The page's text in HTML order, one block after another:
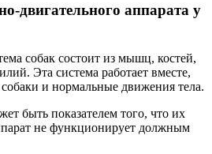
двигательного аппарата у
собак состоит из мышц, костей,
Эта система работает вместе,
и нормальные движения тела.
быть показателем того, что их
не функционирует должным